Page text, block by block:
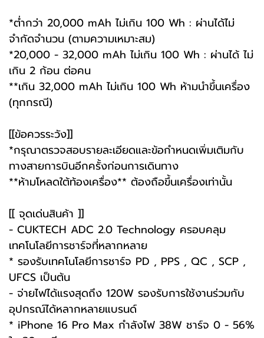
*ต่ำกว่า 20,000 mAh ไม่เกิน 100 Wh : ผ่านได้ไม่
จำกัดจำนวน (ตามความเหมาะสม)
*20,000 - 32,000 mAh ไม่เกิน 100 Wh : ผ่านได้ ไม่
เกิน 2 ก้อน ต่อคน
**เกิน 32,000 mAh ไม่เกิน 100 Wh ห้ามนำขึ้นเครื่อง
(ทุกกรณี)
[[ข้อควรระวัง]]
*กรุณาตรวจสอบรายละเอียดและข้อกำหนดเพิ่มเติมกับ
ทางสายการบินอีกครั้งก่อนการเดินทาง
**ห้ามโหลดใต้ท้องเครื่อง** ต้องถือขึ้นเครื่องเท่านั้น
[[ จุดเด่นสินค้า ]]
- CUKTECH ADC 2.0 Technology ครอบคลุม
เทคโนโลยีการชาร์จที่หลากหลาย
* รองรับเทคโนโลยีการชาร์จ PD , PPS , QC , SCP ,
UFCS เป็นต้น
- จ่ายไฟได้แรงสุดถึง 120W รองรับการใช้งานร่วมกับ
อุปกรณ์ได้หลากหลายแบรนด์
* iPhone 16 Pro Max กำลังไฟ 38W ชาร์จ 0 - 56%